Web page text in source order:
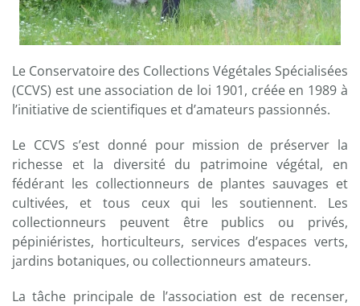
Le Conservatoire des Collections Végétales Spécialisées
(CCVS) est une association de loi 1901, créée en 1989 à
l’initiative de scientifiques et d’amateurs passionnés.
Le CCVS s’est donné pour mission de préserver la
richesse et la diversité du patrimoine végétal, en
fédérant les collectionneurs de plantes sauvages et
cultivées, et tous ceux qui les soutiennent. Les
collectionneurs peuvent être publics ou privés,
pépiniéristes, horticulteurs, services d’espaces verts,
jardins botaniques, ou collectionneurs amateurs.
La tâche principale de l’association est de recenser,